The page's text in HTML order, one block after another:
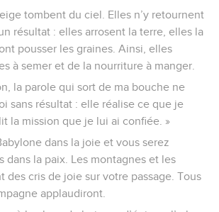
tombent du ciel. Elles n’y retournent
résultat : elles arrosent la terre, elles la
pousser les graines. Ainsi, elles
à semer et de la nourriture à manger.
la parole qui sort de ma bouche ne
sans résultat : elle réalise ce que je
la mission que je lui ai confiée. »
dans la joie et vous serez
dans la paix. Les montagnes et les
des cris de joie sur votre passage. Tous
applaudiront.